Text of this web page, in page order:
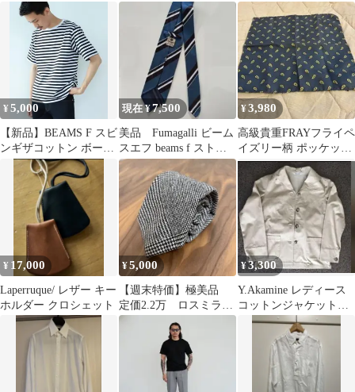
SLIM FIT Sサイズ⭐️
ャツ
ケット
¥5,000
【新品】BEAMS F スビ
ンギザコットン ボーダ
ー 半袖Tシャツ
現在 ¥7,500
美品 Fumagalli ビーム
スエフ beams f ストラ
イプ ネクタイ
¥3,980
高級貴重FRAYフライペ
イズリー柄 ポッケット
チーフ
¥ 17,000
Laperruque/ レザー キー
ホルダー クロシェット
¥5,000
【週末特価】極美品
定価2.2万 ロスミラノ
ウール グレンチェック
¥3,300
Y.Akamine レディース
コットンジャケット
（サイズ表記38）珍